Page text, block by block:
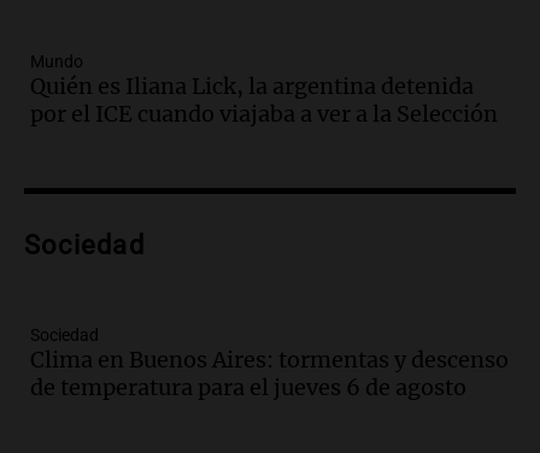
Audio.
un pozo de 17 metros en Nueva Córdoba
Panorama Federal
Audio.Lanzamiento del Tigo 7 CSH: el
al mercado argentino
Audio.
Mundial de Natación de Invierno con
récords y atletas de 20 países
Mundo
Quién es Iliana Lick, la argentina detenida
por el ICE cuando viajaba a ver a la Selección
Sociedad
Sociedad
Clima en Buenos Aires: tormentas y descenso
de temperatura para el jueves 6 de agosto